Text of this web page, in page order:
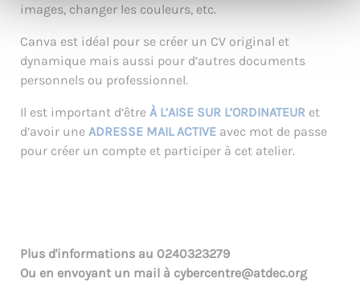
images, changer les couleurs, etc.
Canva est idéal pour se créer un CV original et
dynamique mais aussi pour d’autres documents
personnels ou professionnel.
Il est important d’être À L’AISE SUR L’ORDINATEUR et
d’avoir une ADRESSE MAIL ACTIVE avec mot de passe
pour créer un compte et participer à cet atelier.
Plus d'informations au 0240323279
Ou en envoyant un mail à cybercentre@atdec.org